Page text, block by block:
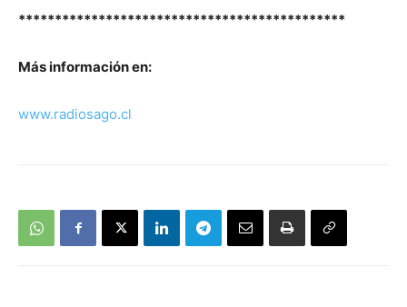
*********************************************
Más información en:
www.radiosago.cl